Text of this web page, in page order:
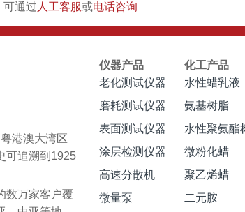
可通过 人工客服或电话咨询
港澳大湾区
可追溯到1925
万家客户覆
仪器产品
老化测试仪器
磨耗测试仪器
表面测试仪器
涂层检测仪器
高速分散机
微量泵
化工产品
水性蜡乳液
氨基树脂
水性聚氨酯
微粉化蜡
聚乙烯蜡
二元胺